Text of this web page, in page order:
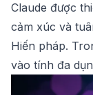
Claude được
cảm xúc và
Hiến pháp.
vào tính đa